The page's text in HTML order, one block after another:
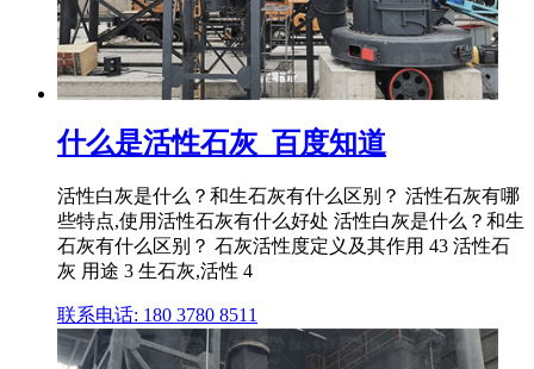
什么是活性石灰_百度知道
活性白灰是什么？和生石灰有什么区别？ 活性石灰有哪
些特点,使用活性石灰有什么好处 活性白灰是什么？和生
石灰有什么区别？ 石灰活性度定义及其作用 43 活性石
灰 用途 3 生石灰,活性 4
联系电话: 180 3780 8511